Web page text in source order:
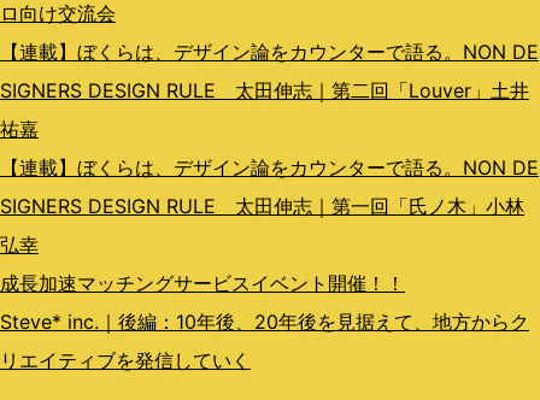
ロ向け交流会
【連載】ぼくらは、デザイン論をカウンターで語る。NON DE
SIGNERS DESIGN RULE 太田伸志｜第二回「Louver」土井
祐嘉
【連載】ぼくらは、デザイン論をカウンターで語る。NON DE
SIGNERS DESIGN RULE 太田伸志｜第一回「氏ノ木」小林
弘幸
成長加速マッチングサービスイベント開催！！
Steve* inc.｜後編：10年後、20年後を見据えて、地方からク
リエイティブを発信していく